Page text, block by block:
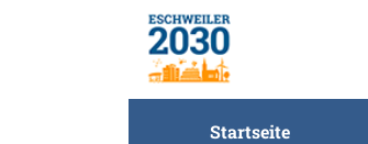
Zum Hauptinhalt springen
Startseite